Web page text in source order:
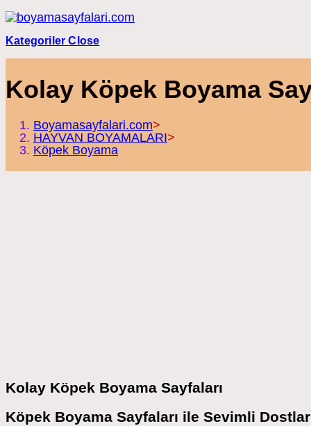
Skip
to
content
Kategoriler Close
Kolay Köpek Boyama
Boyamasayfalari.com>
HAYVAN BOYAMALARI>
Köpek Boyama
Kolay Köpek Boyama Sayfaları
Köpek Boyama Sayfaları ile Sevimli